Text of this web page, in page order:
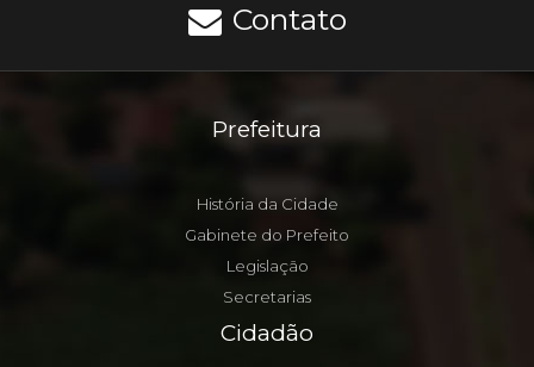
Contato
Prefeitura
História da Cidade
Gabinete do Prefeito
Legislação
Secretarias
Cidadão